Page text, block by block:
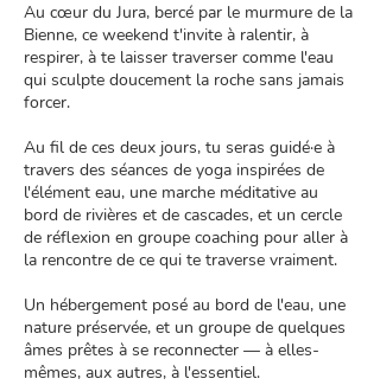
Au cœur du Jura, bercé par le murmure de la
Bienne, ce weekend t'invite à ralentir, à
respirer, à te laisser traverser comme l'eau
qui sculpte doucement la roche sans jamais
forcer.
Au fil de ces deux jours, tu seras guidé·e à
travers des séances de yoga inspirées de
l'élément eau, une marche méditative au
bord de rivières et de cascades, et un cercle
de réflexion en groupe coaching pour aller à
la rencontre de ce qui te traverse vraiment.
Un hébergement posé au bord de l'eau, une
nature préservée, et un groupe de quelques
âmes prêtes à se reconnecter — à elles-
mêmes, aux autres, à l'essentiel.